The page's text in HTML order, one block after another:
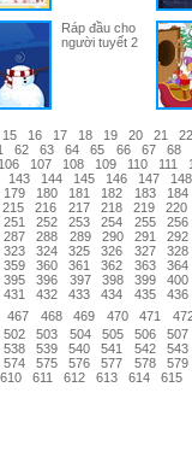
Ráp đầu cho
người tuyết 2
15 16 17 18 19 20 21
22
62 63 64 65 66 67
68
106 107 108 109 110 111
143 144 145 146 147
148
179 180 181 182 183
184
215 216 217 218 219
220
251 252 253 254 255
256
287 288 289 290 291
292
323 324 325 326 327
328
359 360 361 362 363
364
395 396 397 398 399
400
431 432 433 434 435
436
467 468 469 470 471
502 503 504 505 506
507
538 539 540 541 542
543
574 575 576 577 578
579
610 611 612 613 614 615